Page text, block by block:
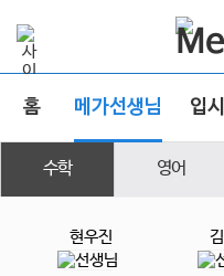
홈 메가선생님 입
수학 영어
현우진